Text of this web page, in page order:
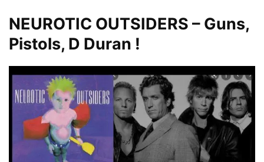
NEUROTIC OUTSIDERS – Guns,
Pistols, D Duran !